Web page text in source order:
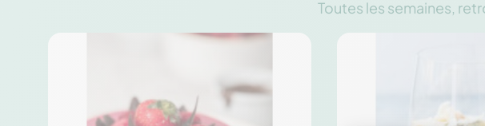
Toutes les semaines,